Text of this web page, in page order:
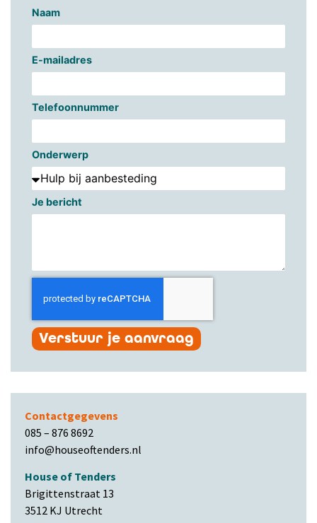
Naam
E-mailadres
Telefoonnummer
Onderwerp
Je bericht
Verstuur je aanvraag
Contactgegevens
085 – 876 8692
info@houseoftenders.nl
House of Tenders
Brigittenstraat 13
3512 KJ Utrecht